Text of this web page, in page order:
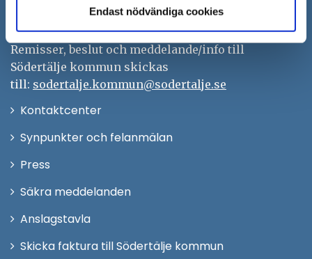
Endast nödvändiga cookies
kontaktcenter@sodertalje.se
Org.nr. 212000–0159
Remisser, beslut och meddelande/info till
Södertälje kommun skickas
till: sodertalje.kommun@sodertalje.se
KontaktcenterÖppna
Synpunkter och felanmälan
Press
fönster
Säkra meddelanden
Anslagstavla
Skicka faktura till Södertälje kommun